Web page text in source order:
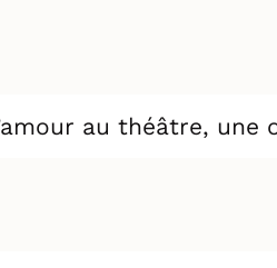
au théâtre, une